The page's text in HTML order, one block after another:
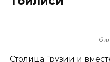
Столица Грузии и